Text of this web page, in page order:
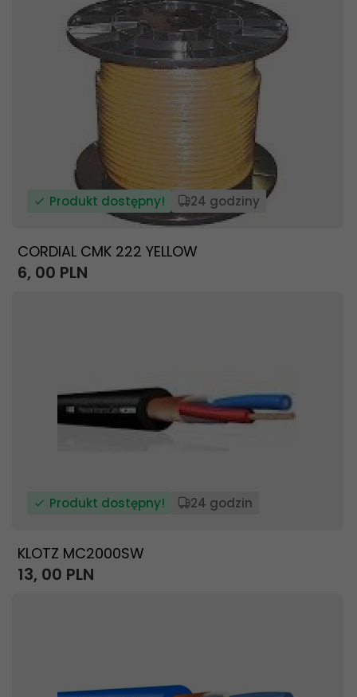
Produkt dostępny! 24 godziny
CORDIAL CMK 222 YELLOW
6, 00 PLN
Produkt dostępny! 24 godzin
KLOTZ MC2000SW
13, 00 PLN